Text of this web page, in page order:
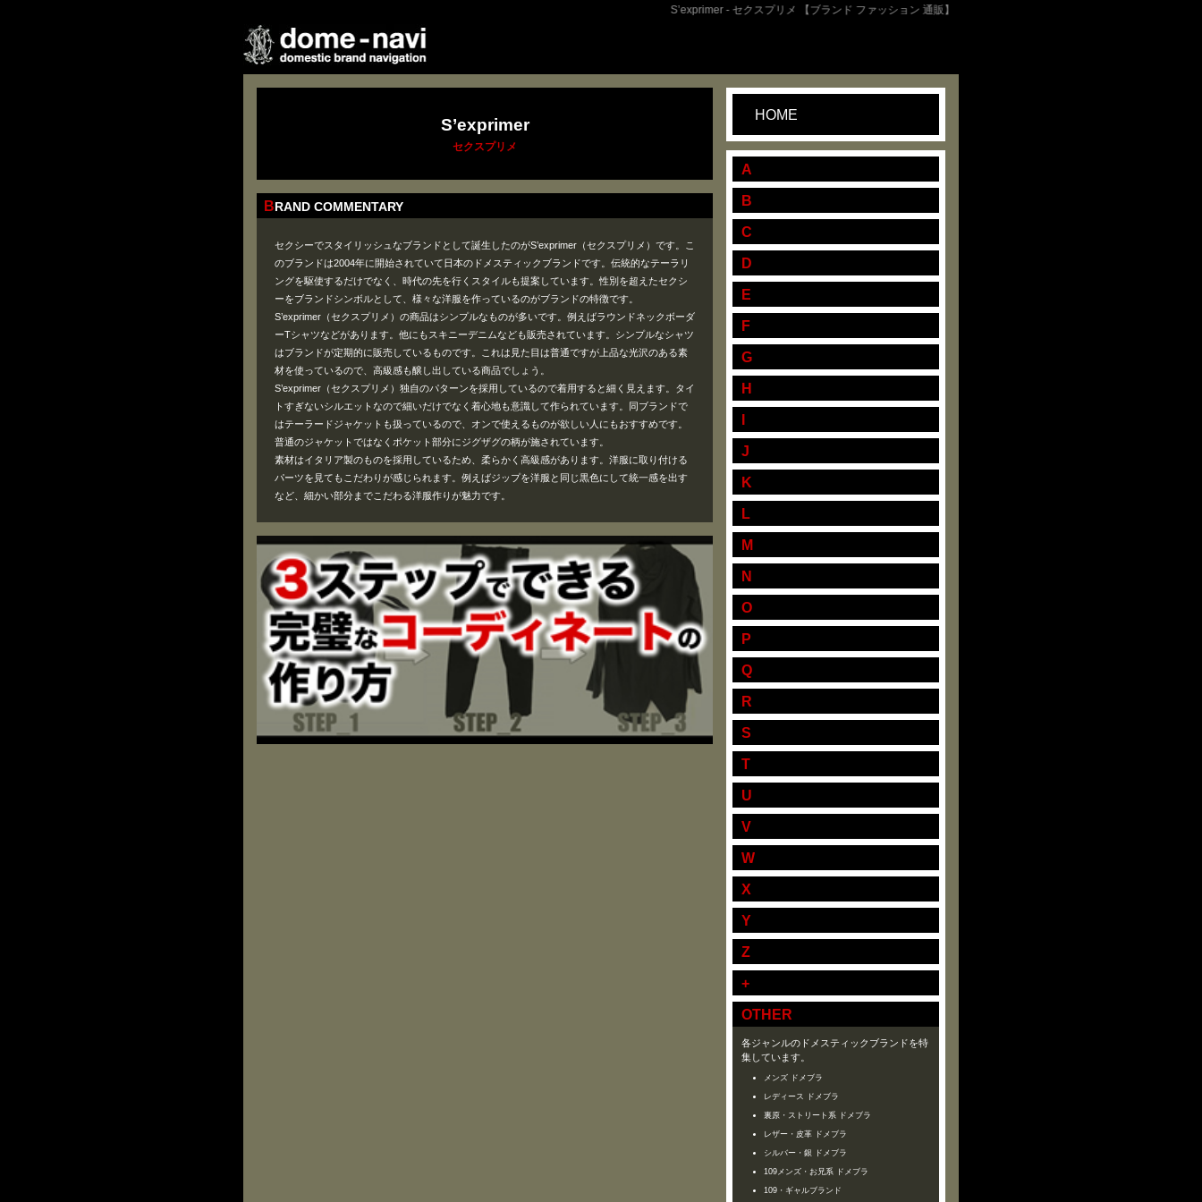
S’exprimer - セクスプリメ 【ブランド ファッション 通販】
S’exprimer
セクスプリメ
BRAND COMMENTARY
セクシーでスタイリッシュなブランドとして誕生したのがS’exprimer（セクスプリメ）です。こ
のブランドは2004年に開始されていて日本のドメスティックブランドです。伝統的なテーラリ
ングを駆使するだけでなく、時代の先を行くスタイルも提案しています。性別を超えたセクシ
ーをブランドシンボルとして、様々な洋服を作っているのがブランドの特徴です。
S’exprimer（セクスプリメ）の商品はシンプルなものが多いです。例えばラウンドネックボーダ
ーTシャツなどがあります。他にもスキニーデニムなども販売されています。シンプルなシャツ
はブランドが定期的に販売しているものです。これは見た目は普通ですが上品な光沢のある素
材を使っているので、高級感も醸し出している商品でしょう。
S’exprimer（セクスプリメ）独自のパターンを採用しているので着用すると細く見えます。タイ
トすぎないシルエットなので細いだけでなく着心地も意識して作られています。同ブランドで
はテーラードジャケットも扱っているので、オンで使えるものが欲しい人にもおすすめです。
普通のジャケットではなくポケット部分にジグザグの柄が施されています。
素材はイタリア製のものを採用しているため、柔らかく高級感があります。洋服に取り付ける
パーツを見てもこだわりが感じられます。例えばジップを洋服と同じ黒色にして統一感を出す
など、細かい部分までこだわる洋服作りが魅力です。
HOME
A
B
C
D
E
F
G
H
J
K
L
M
N
O
P
Q
R
S
T
U
V
W
X
Y
Z
+
OTHER
各ジャンルのドメスティックブランドを特
集しています。
メンズ ドメブラ
レディース ドメブラ
裏原・ストリート系 ドメブラ
レザー・皮革 ドメブラ
シルバー・銀 ドメブラ
109メンズ・お兄系 ドメブラ
109・ギャルブランド